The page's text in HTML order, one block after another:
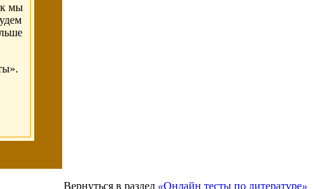
мы
Вернуться в раздел «Онлайн тесты по литературе»